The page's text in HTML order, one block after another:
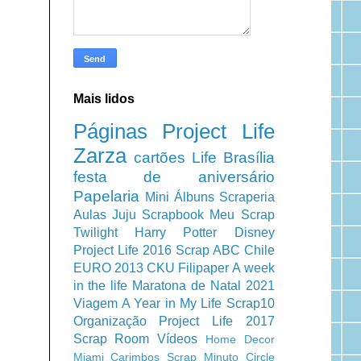
Mais lidos
Páginas
Project Life
Zarza cartões Life Brasília
festa de aniversário
Papelaria Mini Álbuns Scraperia
Aulas Juju Scrapbook Meu Scrap
Twilight
Harry Potter
Disney
Project Life 2016 Scrap ABC Chile
EURO 2013 CKU Filipaper A week
in the life Maratona de Natal 2021
Viagem A Year in My Life Scrap10
Organização
Project Life 2017
Scrap Room Vídeos
Home Decor
Miami Carimbos Scrap Minuto Circle